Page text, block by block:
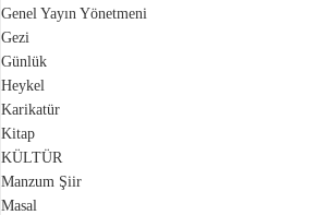
Genel Yayın Yönetmeni
Gezi
Günlük
Heykel
Karikatür
Kitap
KÜLTÜR
Manzum Şiir
Masal